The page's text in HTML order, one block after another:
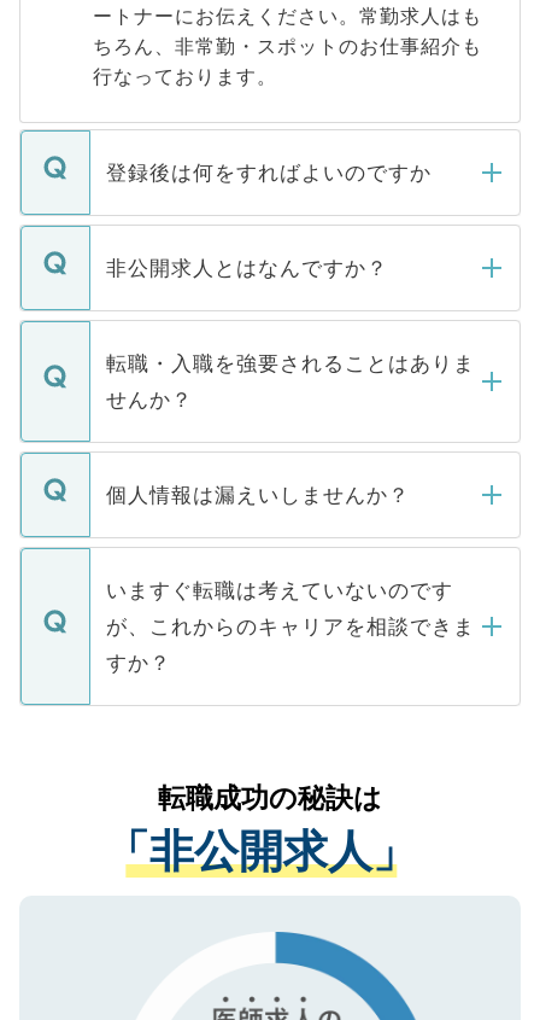
ートナーにお伝えください。常勤求人はも
ちろん、非常勤・スポットのお仕事紹介も
行なっております。
登録後は何をすればよいのですか
ご登録いただきましたら、弊社担当者がご
登録内容を確認し、その後メールもしくは
ます。通常、5営業日以内にはご連絡をせて
いただきますので、しばらくお待ちくださ
非公開求人とはなんですか？
マイナビDOCTORで取り扱っている求人の
うち約3割は、Webサイトからご覧いただ
けない「非公開求人」です。非公開求人は
下記の理由によって、一般には公開してい
ません。
■応募殺到を避けるため 人気のある医療機
関を公にしてしまうと、応募が殺到する場
に、医療機関が求める条件に合った人材の
みを人材紹介会社に依頼するケースが増え
ています。
転職・入職を強要されることはありま
せんか？
転職・入職を強要することは一切ありませ
ん。また、仮に応募先から内定をいただい
定を承諾する必要はありません。内定先へ
の辞退の連絡はキャリアパートナーが行い
個人情報は漏えいしませんか？
個人情報が漏えいすることはありませんの
で、ご安心ください。当サイトからの登録
などで収集したご登録者様の個人情報は、
ご本人のキャリアアップおよび転職活動の
支援を目的に使用いたします。お預かりし
ているすべての個人データはご本人の許可
は、個人情報の取り扱いについての厳密な
管理基準を満たした事業者のみに付与され
る、プライバシーマークを取得済みです。
で、機密保持に関してもご安心ください。
いますぐ転職は考えていないのです
が、これからのキャリアを相談できま
すか？
かがいして、現在の医療機関の状況や紹介
経験をまじえながら、適切なアドバイスを
させていただきます。すぐにご転職をされ
ない方には、長期的なサポートが可能です
ので、まずはご登録ください。
転職成功の秘訣は
「非公開求人」